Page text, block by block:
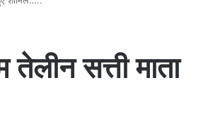
सत्ती माता